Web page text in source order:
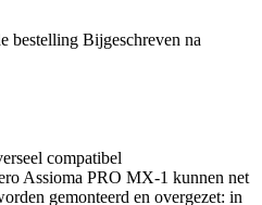
bestelling Bijgeschreven na
compatibel
Assioma PRO MX-1 kunnen net
gemonteerd en overgezet: in